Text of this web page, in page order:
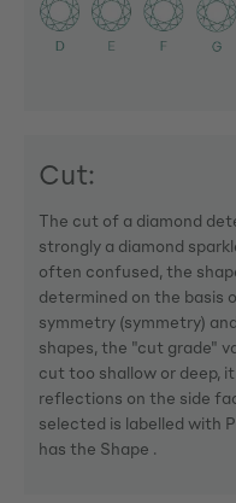
Cut:
The cut of a diamond
strongly a diamond
often confused, the
determined on the basis
symmetry (symmetry)
shapes, the "cut grade"
cut too shallow or deep,
reflections on the side
selected is labelled with
has the Shape .